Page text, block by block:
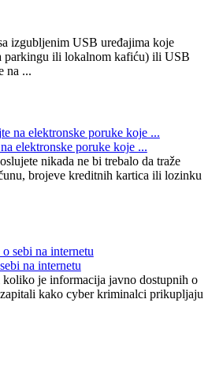
izgubljenim USB uređajima koje
parkingu ili lokalnom kafiću) ili USB
na ...
elektronske poruke koje ...
nikada ne bi trebalo da traže
brojeve kreditnih kartica ili lozinku
na internetu
koliko je informacija javno dostupnih o
zapitali kako cyber kriminalci prikupljaju